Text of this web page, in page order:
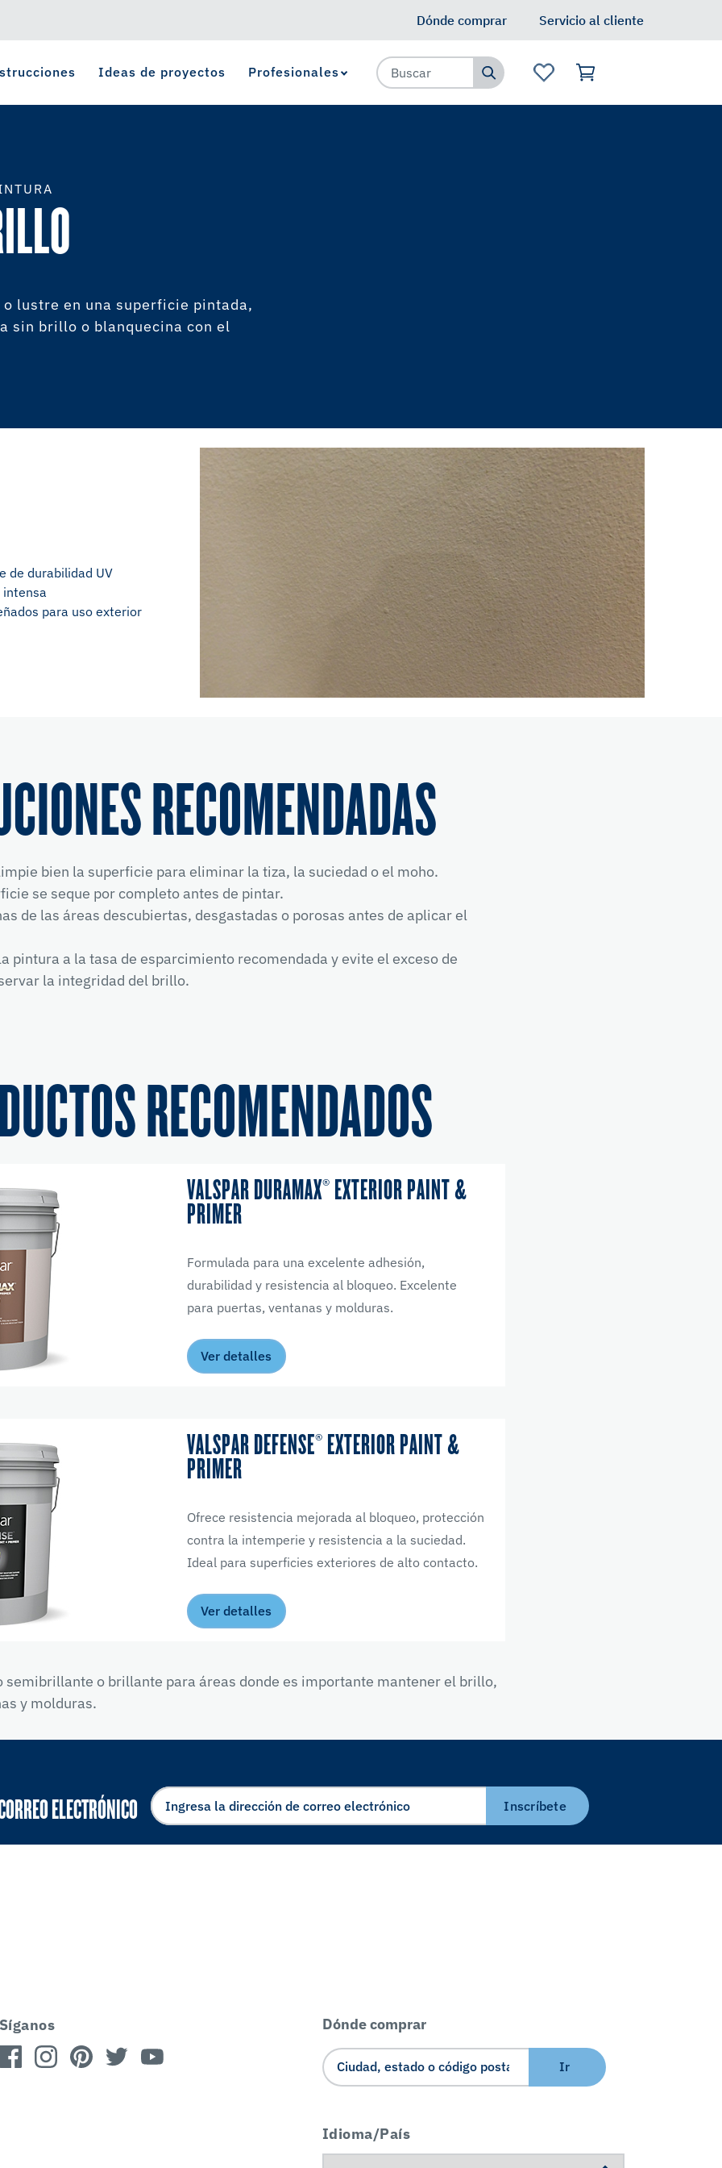
Dónde comprar Servicio al cliente
Ideas de proyectos Profesionales
lustre en una superficie pintada,
sin brillo o blanquecina con el
de durabilidad UV
intensa
para uso exterior
RECOMENDADAS
bien la superficie para eliminar la tiza, la suciedad o el moho.
se seque por completo antes de pintar.
de las áreas descubiertas, desgastadas o porosas antes de aplicar el
pintura a la tasa de esparcimiento recomendada y evite el exceso de
la integridad del brillo.
RECOMENDADOS
VALSPAR DURAMAX® EXTERIOR PAINT &
PRIMER
Formulada para una excelente adhesión,
durabilidad y resistencia al bloqueo. Excelente
para puertas, ventanas y molduras.
Ver detalles
VALSPAR DEFENSE® EXTERIOR PAINT &
PRIMER
Ofrece resistencia mejorada al bloqueo, protección
contra la intemperie y resistencia a la suciedad.
Ideal para superficies exteriores de alto contacto.
Ver detalles
semibrillante o brillante para áreas donde es importante mantener el brillo,
y molduras.
ELECTRÓNICO Inscríbete
Dónde comprar
Ir
Idioma/País